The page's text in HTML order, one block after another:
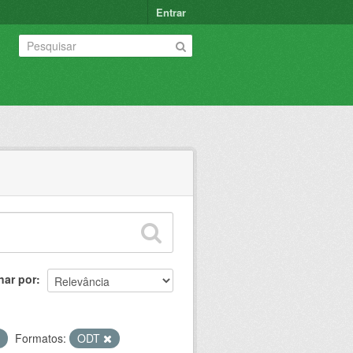
Entrar
por
Formatos: ODT